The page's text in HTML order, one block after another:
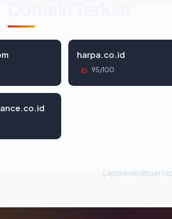
harpa.co.id
ID 95/100
Laporan ini dibuat